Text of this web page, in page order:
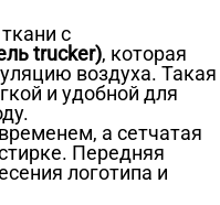
с
trucker), которая
воздуха. Такая
и удобной для
а сетчатая
Передняя
логотипа и